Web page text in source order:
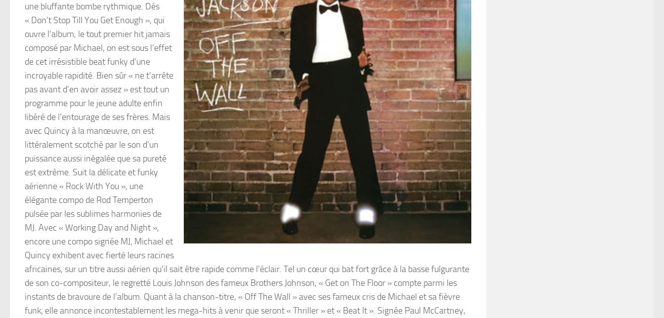
une bluffante bombe rythmique. Dés
« Don’t Stop Till You Get Enough », qui
ouvre l’album, le tout premier hit jamais
composé par Michael, on est sous l’effet
de cet irrésistible beat funky d’une
incroyable rapidité. Bien sûr « ne t’arrête
pas avant d’en avoir assez » est tout un
programme pour le jeune adulte enfin
libéré de l’entourage de ses frères. Mais
avec Quincy à la manœuvre, on est
littéralement scotché par le son d’un
puissance aussi inégalée que sa pureté
est extrême. Suit la délicate et funky
aérienne « Rock With You », une
élégante compo de Rod Temperton
pulsée par les sublimes harmonies de
MJ. Avec « Working Day and Night »,
encore une compo signée MJ, Michael et
Quincy exhibent avec fierté leurs racines
africaines, sur un titre aussi aérien qu’il sait être rapide comme l’éclair. Tel un cœur qui bat fort grâce à la basse fulgurante
de son co-compositeur, le regretté Louis Johnson des fameux Brothers Johnson, « Get on The Floor » compte parmi les
instants de bravoure de l’album. Quant à la chanson-titre, « Off The Wall » avec ses fameux cris de Michael et sa fièvre
funk, elle annonce incontestablement les mega-hits à venir que seront « Thriller » et « Beat It ». Signée Paul McCartney,